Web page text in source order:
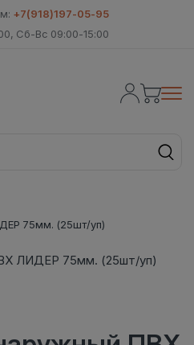
+7(918)197-05-95
Сб-Вс 09:00-15:00
75мм. (25шт/уп)